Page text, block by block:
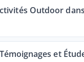
Outdoor
Témoignages et